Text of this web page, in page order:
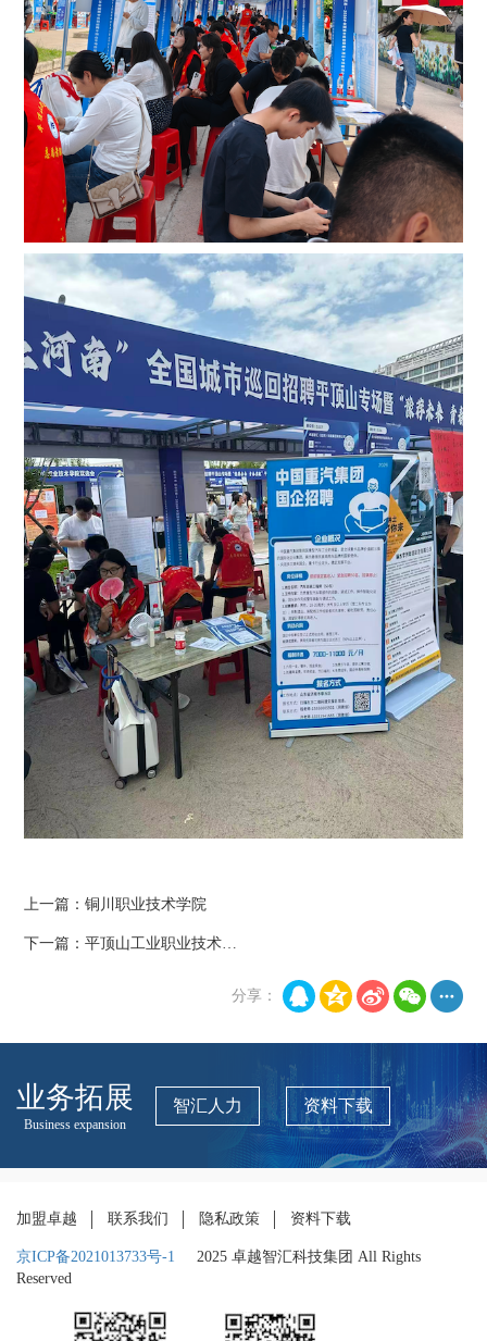
上一篇： 铜川职业技术学院
下一篇： 平顶山工业职业技术学院
分享：
业务拓展
Business expansion
智汇人力 资料下载
加盟卓越 联系我们 隐私政策 资料下载
京ICP备2021013733号-1 2025 卓越智汇科技集团 All Rights
Reserved